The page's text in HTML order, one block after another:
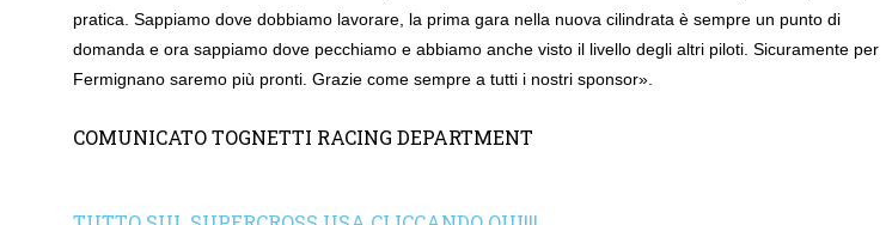
pratica. Sappiamo dove dobbiamo lavorare, la prima gara nella nuova cilindrata è sempre un punto di
domanda e ora sappiamo dove pecchiamo e abbiamo anche visto il livello degli altri piloti. Sicuramente per
Fermignano saremo più pronti. Grazie come sempre a tutti i nostri sponsor».
COMUNICATO TOGNETTI RACING DEPARTMENT